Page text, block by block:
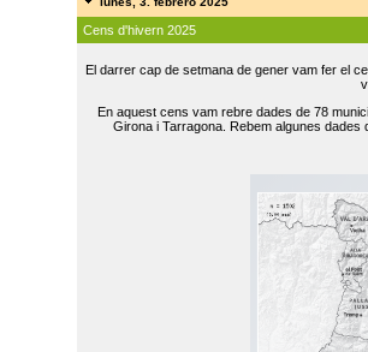
Cens d'hivern 2025
El darrer cap de setmana de gener vam fer el
En aquest cens vam rebre dades de 78
Girona i Tarragona. Rebem algunes